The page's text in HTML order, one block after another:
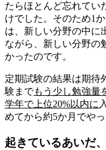
たらほとんど忘れてい
けでした。そのため1
は、新しい分野の中に
ながら、新しい分野の
かったのです。
定期試験の結果は期待
験までもう少し勉強量
学年で上位20%以内に
めてから約5か月でや
起きているあいだ